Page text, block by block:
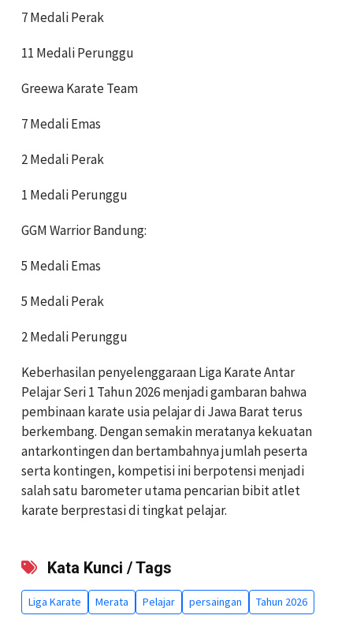
7 Medali Perak
11 Medali Perunggu
Greewa Karate Team
7 Medali Emas
2 Medali Perak
1 Medali Perunggu
GGM Warrior Bandung:
5 Medali Emas
5 Medali Perak
2 Medali Perunggu
Keberhasilan penyelenggaraan Liga Karate Antar
Pelajar Seri 1 Tahun 2026 menjadi gambaran bahwa
pembinaan karate usia pelajar di Jawa Barat terus
berkembang. Dengan semakin meratanya kekuatan
antarkontingen dan bertambahnya jumlah peserta
serta kontingen, kompetisi ini berpotensi menjadi
salah satu barometer utama pencarian bibit atlet
karate berprestasi di tingkat pelajar.
Kata Kunci / Tags
Liga Karate Merata Pelajar persaingan Tahun 2026